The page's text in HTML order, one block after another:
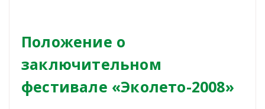
Положение о
заключительном
фестивале «Эколето-2008»